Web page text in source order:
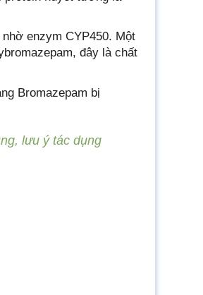
enzym CYP450. Một
đây là chất
Bromazepam bị
lưu ý tác dụng